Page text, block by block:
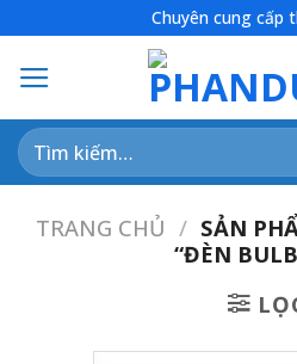
content
Chuyên cung cấp
Tìm
kiếm:
TRANG CHỦ / SẢN
“ĐÈN